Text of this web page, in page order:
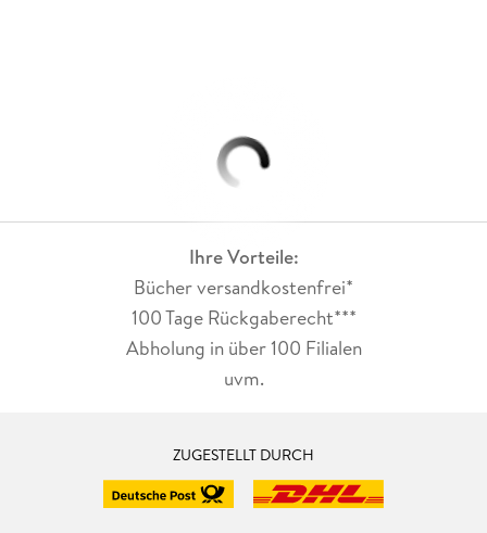
Ihre Vorteile:
Bücher versandkostenfrei*
100 Tage Rückgaberecht***
Abholung in über 100 Filialen
uvm.
ZUGESTELLT DURCH